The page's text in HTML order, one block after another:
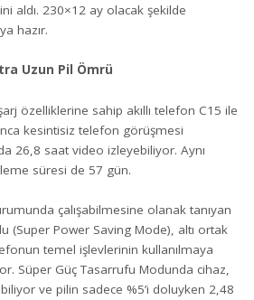
aldı. 230×12 ay olacak şekilde
hazır.
Uzun Pil Ömrü
özelliklerine sahip akıllı telefon C15 ile
kesintisiz telefon görüşmesi
26,8 saat video izleyebiliyor. Aynı
süresi de 57 gün.
çalışabilmesine olanak tanıyan
(Super Power Saving Mode), altı ortak
temel işlevlerinin kullanılmaya
Süper Güç Tasarrufu Modunda cihaz,
ve pilin sadece %5’i doluyken 2,48